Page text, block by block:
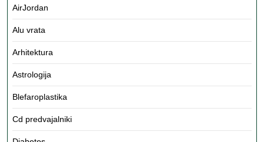
AirJordan
Alu vrata
Arhitektura
Astrologija
Blefaroplastika
Cd predvajalniki